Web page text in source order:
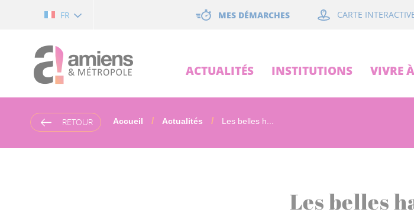
FR MES DÉMARCHES CARTE
ACTUALITÉS INSTITUTIONS VIVRE
RETOUR Accueil Actualités Les belles h...
Les belles